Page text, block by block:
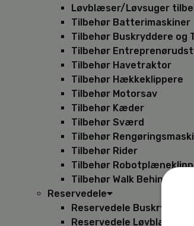
Løvblæser/Løvsuger
Tilbehør Batterimaskiner
Tilbehør Buskryddere og
Tilbehør
Tilbehør Havetraktor
Tilbehør Hækkeklippere
Tilbehør Motorsav
Tilbehør Kæder
Tilbehør Sværd
Tilbehør
Tilbehør Rider
Tilbehør
Tilbehør Walk Behind
Reservedele
Reservedele Buskryddere
Reservedele Løvblæsere